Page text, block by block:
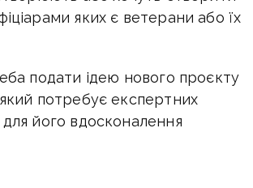
яких є ветерани або їх
подати ідею нового проєкту
потребує експертних
для його вдосконалення